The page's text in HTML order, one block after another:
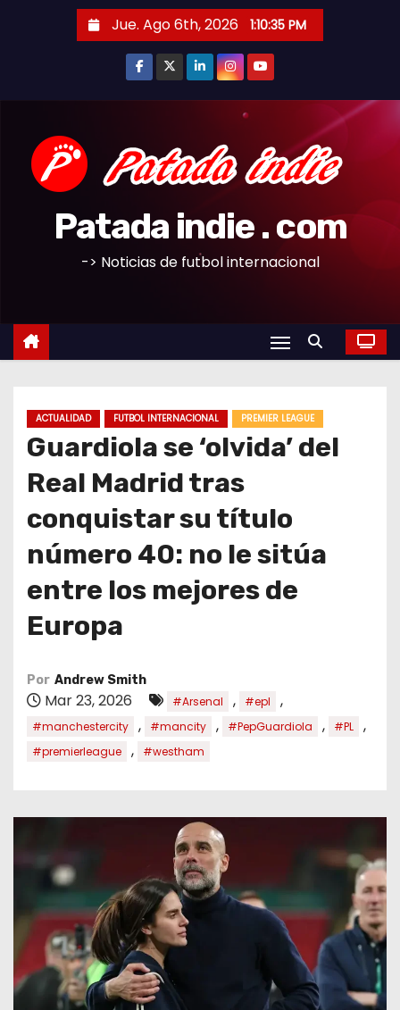
i
Jue. Ago 6th, 2026 1:10:36 PM
Patada indie . com
-> Noticias de futbol internacional
ACTUALIDAD FUTBOL INTERNACIONAL PREMIER LEAGUE
Guardiola se ‘olvida’ del
Real Madrid tras
conquistar su título
número 40: no le sitúa
entre los mejores de
Europa
Por Andrew Smith
Mar 23, 2026 #Arsenal , #epl ,
#manchestercity , #mancity , #PepGuardiola , #PL ,
#premierleague , #westham